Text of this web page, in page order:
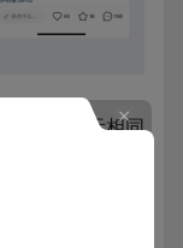
的软件展示相同